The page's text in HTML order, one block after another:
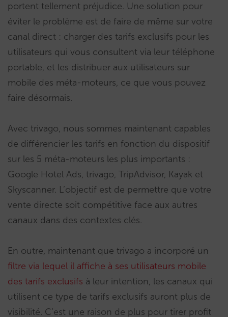
portent tellement préjudice. Une solution pour
éviter le problème est de faire de même sur votre
canal direct : charger des tarifs exclusifs pour les
utilisateurs qui vous consultent via leur téléphone
portable, et les distribuer aux utilisateurs sur
mobile des méta-moteurs, ce que vous pouvez
faire désormais.
Avec trivago, nous sommes maintenant capables
de différencier les tarifs en fonction du dispositif
sur les 5 méta-moteurs les plus importants :
Google Hotel Ads, trivago, TripAdvisor, Kayak et
Skyscanner. L’objectif est de permettre que votre
vente directe soit compétitive face aux autres
canaux dans des contextes clés.
En outre, maintenant que trivago a incorporé un
filtre via lequel il affiche à ses utilisateurs mobile
des tarifs exclusifs à leur intention, les canaux qui
utilisent ce type de tarifs exclusifs auront plus de
visibilité. C’est une raison de plus pour tirer profit